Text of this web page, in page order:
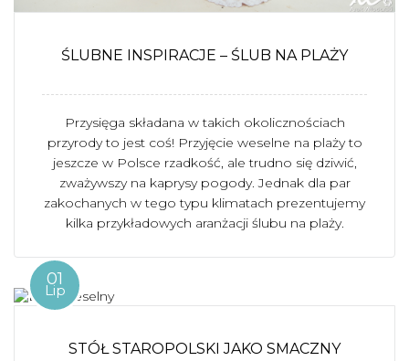
ŚLUBNE INSPIRACJE – ŚLUB NA PLAŻY
Przysięga składana w takich okolicznościach
przyrody to jest coś! Przyjęcie weselne na plaży to
jeszcze w Polsce rzadkość, ale trudno się dziwić,
zważywszy na kaprysy pogody. Jednak dla par
zakochanych w tego typu klimatach prezentujemy
kilka przykładowych aranżacji ślubu na plaży.
01
Lip
STÓŁ STAROPOLSKI JAKO SMACZNY